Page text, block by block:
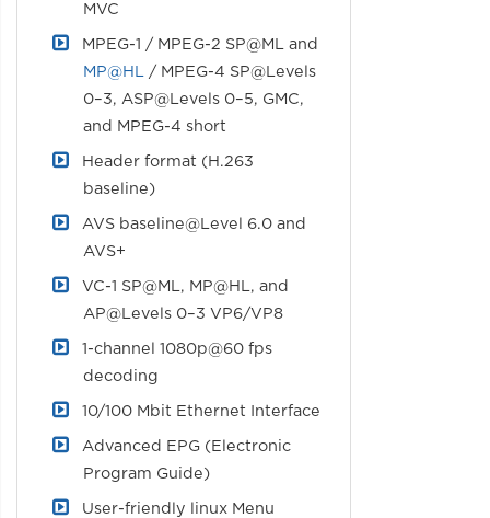
MVC
MPEG-1 / MPEG-2 SP@ML and
MP@HL / MPEG-4 SP@Levels
0–3, ASP@Levels 0–5, GMC,
and MPEG-4 short
Header format (H.263
baseline)
AVS baseline@Level 6.0 and
AVS+
VC-1 SP@ML, MP@HL, and
AP@Levels 0–3 VP6/VP8
1-channel 1080p@60 fps
decoding
10/100 Mbit Ethernet Interface
Advanced EPG (Electronic
Program Guide)
User-friendly linux Menu